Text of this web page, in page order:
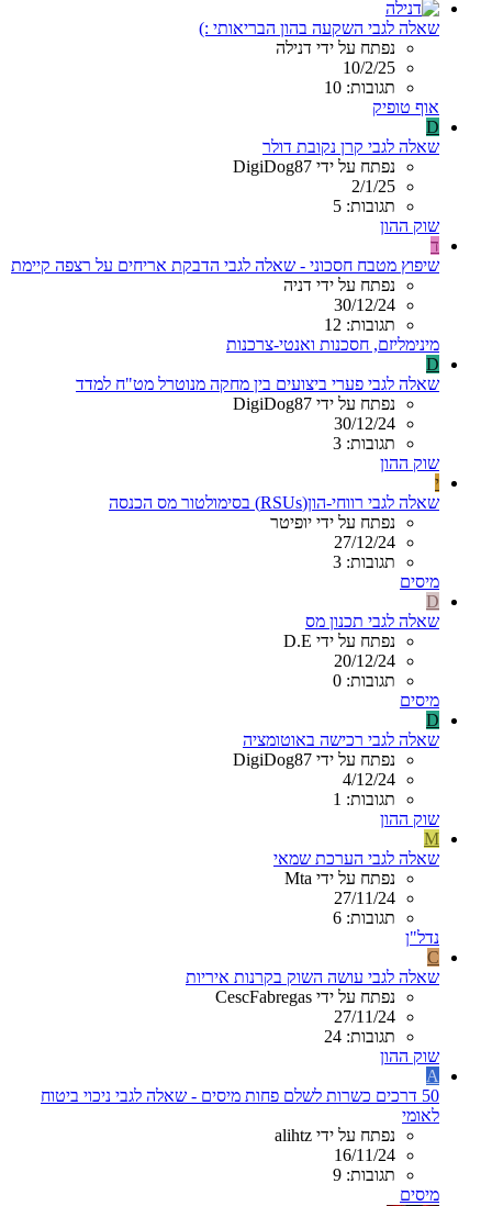
שאלה לגבי השקעה בהון הבריאותי :)
נפתח על ידי דנילה
10/2/25
תגובות: 10
אוף טופיק
D
שאלה לגבי קרן נקובת דולר
נפתח על ידי DigiDog87
2/1/25
תגובות: 5
שוק ההון
ד
שיפוץ מטבח חסכוני - שאלה לגבי הדבקת אריחים על רצפה קיימת
נפתח על ידי דניה
30/12/24
תגובות: 12
מינימליזם, חסכנות ואנטי-צרכנות
D
שאלה לגבי פערי ביצועים בין מחקה מנוטרל מט"ח למדד
נפתח על ידי DigiDog87
30/12/24
תגובות: 3
שוק ההון
י
שאלה לגבי רווחי-הון(RSUs) בסימולטור מס הכנסה
נפתח על ידי יופיטר
27/12/24
תגובות: 3
מיסים
D
שאלה לגבי תכנון מס
נפתח על ידי D.E
20/12/24
תגובות: 0
מיסים
D
שאלה לגבי רכישה באוטומציה
נפתח על ידי DigiDog87
4/12/24
תגובות: 1
שוק ההון
M
שאלה לגבי הערכת שמאי
נפתח על ידי Mta
27/11/24
תגובות: 6
נדל"ן
C
שאלה לגבי עושה השוק בקרנות איריות
נפתח על ידי CescFabregas
27/11/24
תגובות: 24
שוק ההון
A
50 דרכים כשרות לשלם פחות מיסים - שאלה לגבי ניכוי ביטוח
לאומי
נפתח על ידי alihtz
16/11/24
תגובות: 9
מיסים